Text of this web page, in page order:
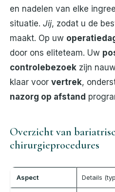
en nadelen van elke
situatie. Jij, zodat u de
maakt. Op uw
door ons eliteteam. Uw
controlebezoek zijn
klaar voor vertrek,
nazorg op afstand
Overzicht van
chirurgieprocedures
Aspect Details